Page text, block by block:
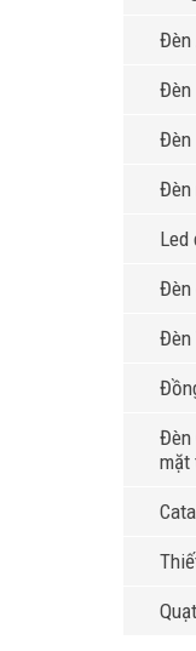
Đèn
Đèn
Đèn
Đèn
Led
Đèn
Đèn
Đèn
mặt